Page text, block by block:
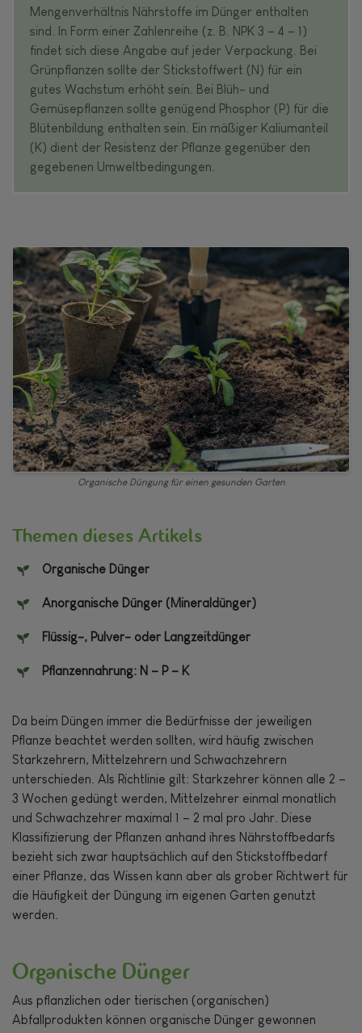
Mengenverhältnis Nährstoffe im Dünger enthalten
sind. In Form einer Zahlenreihe (z. B. NPK 3 – 4 – 1)
findet sich diese Angabe auf jeder Verpackung. Bei
Grünpflanzen sollte der Stickstoffwert (N) für ein
gutes Wachstum erhöht sein. Bei Blüh- und
Gemüsepflanzen sollte genügend Phosphor (P) für die
Blütenbildung enthalten sein. Ein mäßiger Kaliumanteil
(K) dient der Resistenz der Pflanze gegenüber den
gegebenen Umweltbedingungen.
Organische Düngung für einen gesunden Garten
Themen dieses Artikels
Organische Dünger
Anorganische Dünger (Mineraldünger)
Flüssig-, Pulver- oder Langzeitdünger
Pflanzennahrung: N – P – K
Da beim Düngen immer die Bedürfnisse der jeweiligen
Pflanze beachtet werden sollten, wird häufig zwischen
Starkzehrern, Mittelzehrern und Schwachzehrern
unterschieden. Als Richtlinie gilt: Starkzehrer können alle 2 –
3 Wochen gedüngt werden, Mittelzehrer einmal monatlich
und Schwachzehrer maximal 1 – 2 mal pro Jahr. Diese
Klassifizierung der Pflanzen anhand ihres Nährstoffbedarfs
bezieht sich zwar hauptsächlich auf den Stickstoffbedarf
einer Pflanze, das Wissen kann aber als grober Richtwert für
die Häufigkeit der Düngung im eigenen Garten genutzt
werden.
Organische Dünger
Aus pflanzlichen oder tierischen (organischen)
Abfallprodukten können organische Dünger gewonnen